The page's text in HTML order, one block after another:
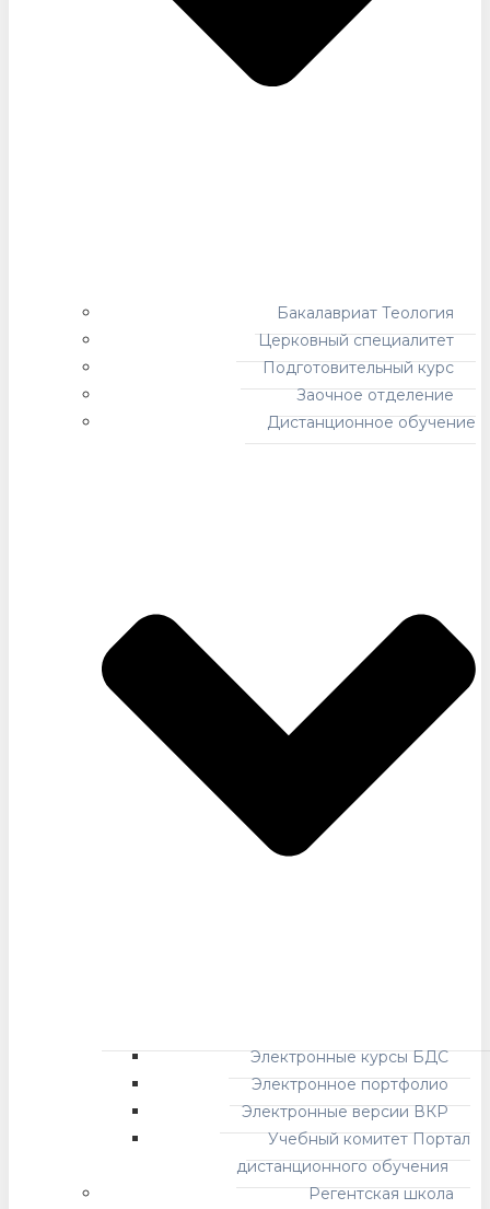
Бакалавриат Теология
Церковный специалитет
Подготовительный курс
Заочное отделение
Дистанционное обучение
Электронные курсы БДС
Электронное портфолио
Электронные версии ВКР
Учебный комитет Портал
дистанционного обучения
Регентская школа